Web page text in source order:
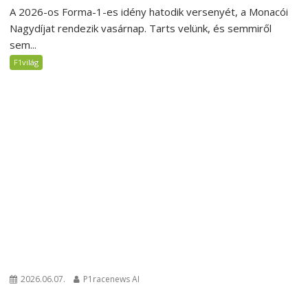
A 2026-os Forma-1-es idény hatodik versenyét, a Monacói
Nagydíjat rendezik vasárnap. Tarts velünk, és semmiről
sem...
F1világ
2026.06.07. P1racenews AI